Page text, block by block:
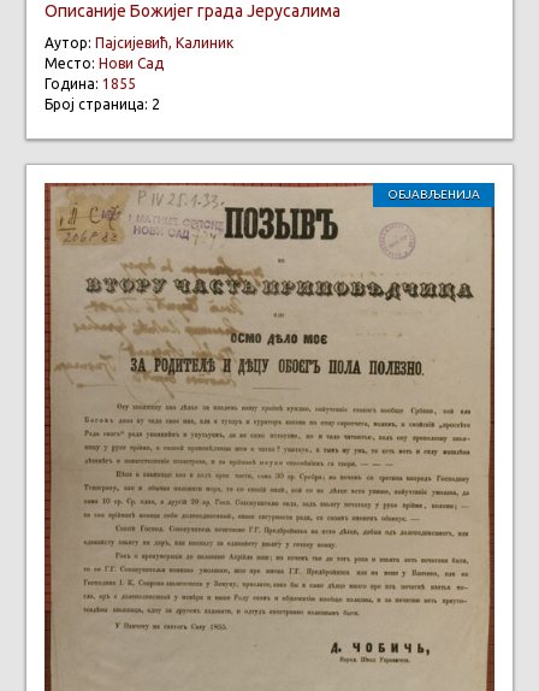
Описаније Божијег града Јерусалима
Аутор: Пајсијевић, Калиник
Место: Нови Сад
Година: 1855
Број страница: 2
ОБЈАВЉЕНИЈА